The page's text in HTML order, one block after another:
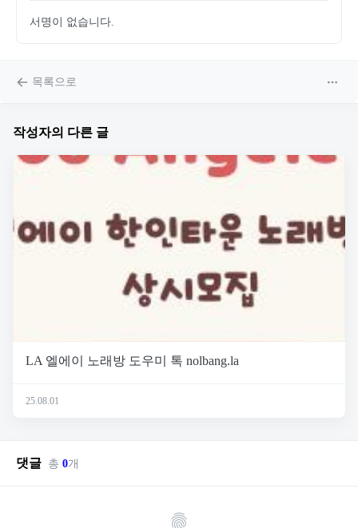
서명이 없습니다.
목록으로
작성자의 다른 글
LA 엘에이 노래방 도우미 톡 nolbang.la
25.08.01
댓글 총 0개